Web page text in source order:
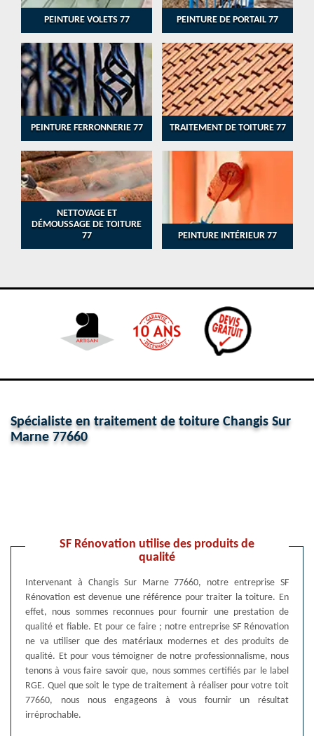
PEINTURE VOLETS 77 PEINTURE DE PORTAIL 77
PEINTURE FERRONNERIE 77 TRAITEMENT DE TOITURE 77
NETTOYAGE ET
DÉMOUSSAGE DE TOITURE
77
PEINTURE INTÉRIEUR 77
Spécialiste en traitement de toiture Changis Sur
Marne 77660
SF Rénovation utilise des produits de
qualité
Intervenant à Changis Sur Marne 77660, notre entreprise SF
Rénovation est devenue une référence pour traiter la toiture. En
effet, nous sommes reconnues pour fournir une prestation de
qualité et fiable. Et pour ce faire ; notre entreprise SF Rénovation
ne va utiliser que des matériaux modernes et des produits de
qualité. Et pour vous témoigner de notre professionnalisme, nous
tenons à vous faire savoir que, nous sommes certifiés par le label
RGE. Quel que soit le type de traitement à réaliser pour votre toit
77660, nous nous engageons à vous fournir un résultat
irréprochable.